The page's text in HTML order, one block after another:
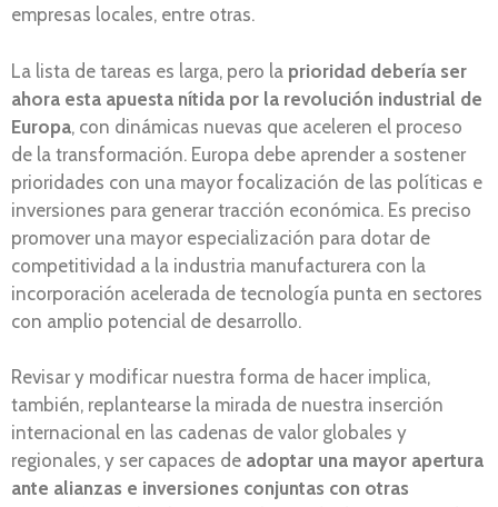
empresas locales, entre otras.
La lista de tareas es larga, pero la prioridad debería ser
ahora esta apuesta nítida por la revolución industrial de
Europa, con dinámicas nuevas que aceleren el proceso
de la transformación. Europa debe aprender a sostener
prioridades con una mayor focalización de las políticas e
inversiones para generar tracción económica. Es preciso
promover una mayor especialización para dotar de
competitividad a la industria manufacturera con la
incorporación acelerada de tecnología punta en sectores
con amplio potencial de desarrollo.
Revisar y modificar nuestra forma de hacer implica,
también, replantearse la mirada de nuestra inserción
internacional en las cadenas de valor globales y
regionales, y ser capaces de adoptar una mayor apertura
ante alianzas e inversiones conjuntas con otras